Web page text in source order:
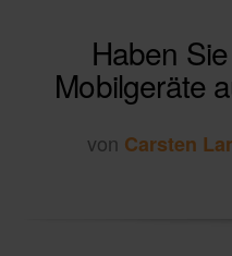
Haben
Mobilgeräte
von Carsten